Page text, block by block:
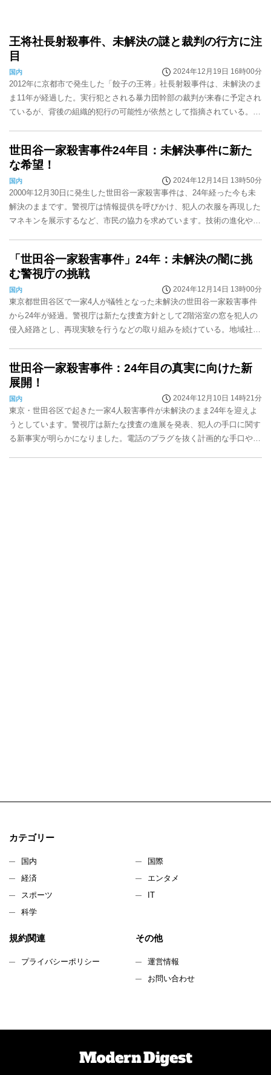
王将社長射殺事件、未解決の謎と裁判の行方に注
目
国内 2024年12月19日 16時00分
2012年に京都市で発生した「餃子の王将」社長射殺事件は、未解決のま
ま11年が経過した。実行犯とされる暴力団幹部の裁判が来春に予定され
ているが、背後の組織的犯行の可能性が依然として指摘されている。事
世田谷一家殺害事件24年目：未解決事件に新た
な希望！
国内 2024年12月14日 13時50分
2000年12月30日に発生した世田谷一家殺害事件は、24年経った今も未
解決のままです。警視庁は情報提供を呼びかけ、犯人の衣服を再現した
マネキンを展示するなど、市民の協力を求めています。技術の進化や市
「世田谷一家殺害事件」24年：未解決の闇に挑
む警視庁の挑戦
国内 2024年12月14日 13時00分
東京都世田谷区で一家4人が犠牲となった未解決の世田谷一家殺害事件
から24年が経過。警視庁は新たな捜査方針として2階浴室の窓を犯人の
侵入経路とし、再現実験を行うなどの取り組みを続けている。地域社会
世田谷一家殺害事件：24年目の真実に向けた新
展開！
国内 2024年12月10日 14時21分
東京・世田谷区で起きた一家4人殺害事件が未解決のまま24年を迎えよ
うとしています。警視庁は新たな捜査の進展を発表、犯人の手口に関す
る新事実が明らかになりました。電話のプラグを抜く計画的な手口や、
カテゴリー
国内
国際
経済
エンタメ
スポーツ
IT
科学
規約関連
プライバシーポリシー
その他
運営情報
お問い合わせ